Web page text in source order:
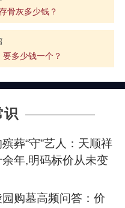
骨灰多少钱？
多少钱一个？
识
葬“守”艺人：天顺祥
年,明码标价从未变
购墓高频问答：价